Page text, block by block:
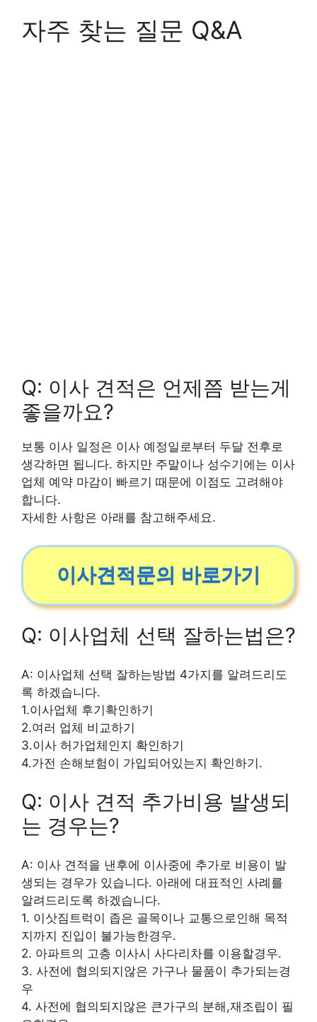
자주 찾는 질문 Q&A
Q: 이사 견적은 언제쯤 받는게
좋을까요?
보통 이사 일정은 이사 예정일로부터 두달 전후로
생각하면 됩니다. 하지만 주말이나 성수기에는 이사
업체 예약 마감이 빠르기 때문에 이점도 고려해야
합니다.
자세한 사항은 아래를 참고해주세요.
이사견적문의 바로가기
Q: 이사업체 선택 잘하는법은?
A: 이사업체 선택 잘하는방법 4가지를 알려드리도
록 하겠습니다.
1.이사업체 후기확인하기
2.여러 업체 비교하기
3.이사 허가업체인지 확인하기
4.가전 손해보험이 가입되어있는지 확인하기.
Q: 이사 견적 추가비용 발생되
는 경우는?
A: 이사 견적을 낸후에 이사중에 추가로 비용이 발
생되는 경우가 있습니다. 아래에 대표적인 사례를
알려드리도록 하겠습니다.
1. 이삿짐트럭이 좁은 골목이나 교통으로인해 목적
지까지 진입이 불가능한경우.
2. 아파트의 고층 이사시 사다리차를 이용할경우.
3. 사전에 협의되지않은 가구나 물품이 추가되는경
우
4. 사전에 협의되지않은 큰가구의 분해,재조립이 필